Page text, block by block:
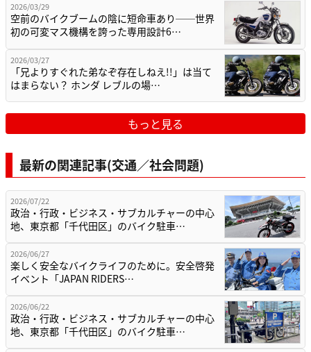
2026/03/29
空前のバイクブームの陰に短命車あり──世界
初の可変マス機構を誇った専用設計6…
2026/03/27
「兄よりすぐれた弟なぞ存在しねえ!!」は当て
はまらない？ ホンダ レブルの場…
もっと見る
最新の関連記事(交通／社会問題)
2026/07/22
政治・行政・ビジネス・サブカルチャーの中心
地、東京都「千代田区」のバイク駐車…
2026/06/27
楽しく安全なバイクライフのために。安全啓発
イベント「JAPAN RIDERS…
2026/06/22
政治・行政・ビジネス・サブカルチャーの中心
地、東京都「千代田区」のバイク駐車…